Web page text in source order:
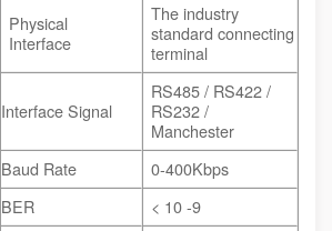
Physical
Interface
The industry
standard connecting
terminal
Interface Signal
RS485 / RS422 /
RS232 /
Manchester
Baud Rate
0-400Kbps
BER
< 10 -9